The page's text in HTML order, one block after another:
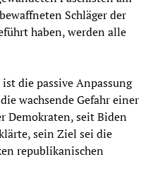
Schläger der
haben, werden alle
die passive Anpassung
wachsende Gefahr einer
Demokraten, seit Biden
sein Ziel sei die
republikanischen